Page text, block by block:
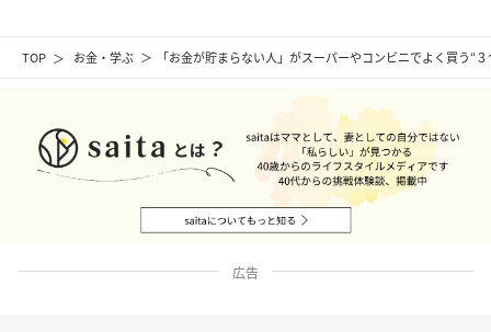
TOP お金・学ぶ 「お金が貯まらない人」がスーパーやコンビニでよく買う“
広告